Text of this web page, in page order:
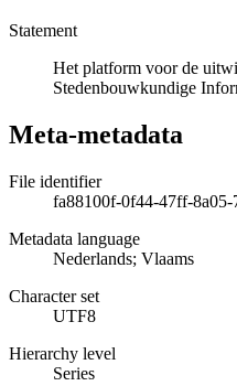
Statement
Het platform voor de
Stedenbouwkundige
Meta-metadata
File identifier
fa88100f-0f44-47ff-8a05-
Metadata language
Nederlands; Vlaams
Character set
UTF8
Hierarchy level
Series